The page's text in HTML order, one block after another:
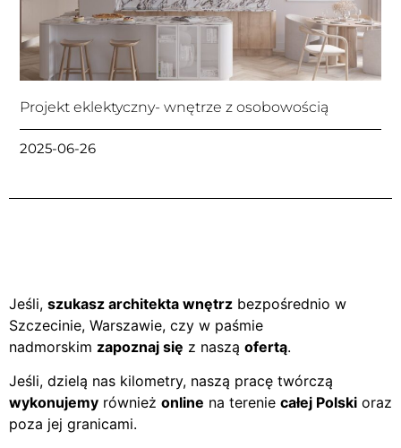
Projekt eklektyczny- wnętrze z osobowością
2025-06-26
Jeśli, szukasz architekta wnętrz bezpośrednio w
Szczecinie, Warszawie, czy w paśmie
nadmorskim zapoznaj się z naszą ofertą.
Jeśli, dzielą nas kilometry, naszą pracę twórczą
wykonujemy również online na terenie całej Polski oraz
poza jej granicami.